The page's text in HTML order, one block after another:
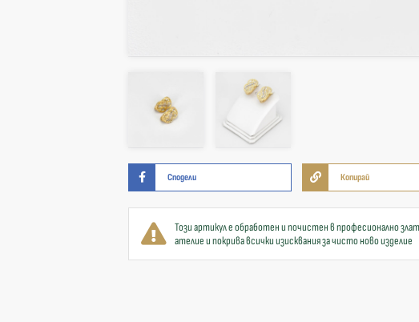
Сподели Копирай
Този артикул е обработен и почистен в професионално
ателие и покрива всички изисквания за чисто ново изделие